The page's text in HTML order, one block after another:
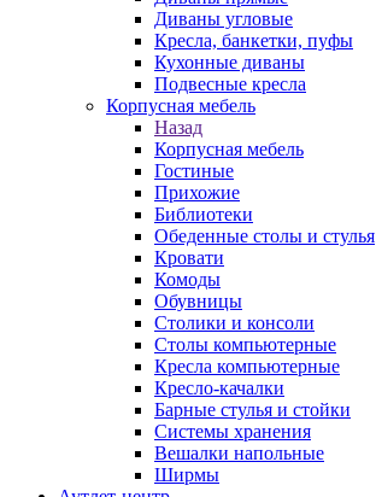
Диваны угловые
Кресла, банкетки, пуфы
Кухонные диваны
Подвесные кресла
Корпусная мебель
Назад
Корпусная мебель
Гостиные
Прихожие
Библиотеки
Обеденные столы и стулья
Кровати
Комоды
Обувницы
Столики и консоли
Столы компьютерные
Кресла компьютерные
Кресло-качалки
Барные стулья и стойки
Системы хранения
Вешалки напольные
Ширмы